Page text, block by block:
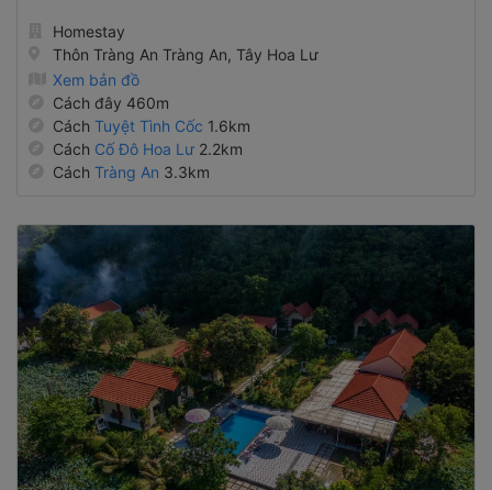
Thôn Tràng An Tràng An, Tây Hoa Lư
Xem bản đồ
Cách đây 460m
Cách Tuyệt Tình Cốc
Cách Cố Đô Hoa Lư2.2km
Cách Tràng An3.3km